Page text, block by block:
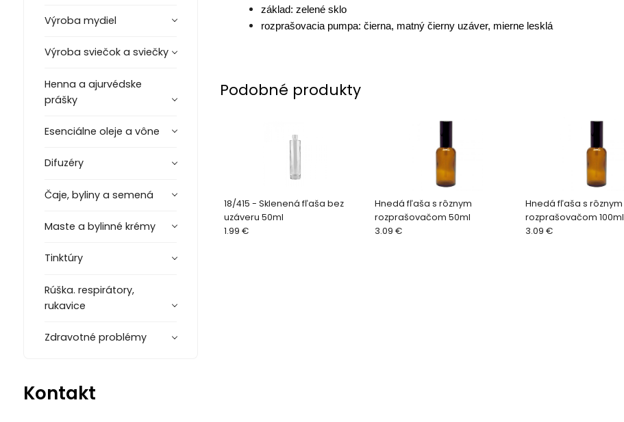
Výroba mydiel
Výroba sviečok a sviečky
Henna a ajurvédske
prášky
Esenciálne oleje a vône
Difuzéry
Čaje, byliny a semená
Maste a bylinné krémy
Tinktúry
Rúška. respirátory,
rukavice
Zdravotné problémy
Kontakt
základ: zelené sklo
rozprašovacia pumpa: čierna, matný čierny uzáver, mierne lesklá
Podobné produkty
18/415 - Sklenená fľaša bez
uzáveru 50ml
1.99 €
Hnedá fľaša s rôznym
rozprašovačom 50ml
3.09 €
Hnedá fľaša s rôznym
rozprašovačom 100ml
3.09 €